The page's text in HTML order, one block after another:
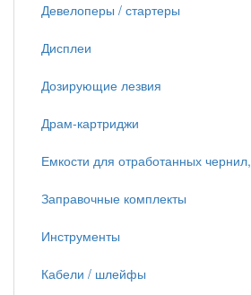
Девелоперы / стартеры
Дисплеи
Дозирующие лезвия
Драм-картриджи
Емкости для отработанных чернил,
Заправочные комплекты
Инструменты
Кабели / шлейфы